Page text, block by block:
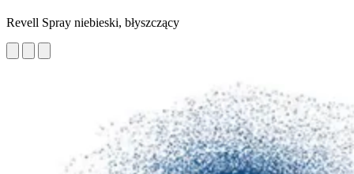
Revell Spray niebieski, błyszczący